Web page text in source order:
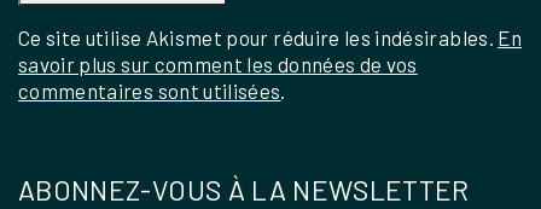
Ce site utilise Akismet pour réduire les indésirables. En
savoir plus sur comment les données de vos
commentaires sont utilisées.
ABONNEZ-VOUS À LA NEWSLETTER